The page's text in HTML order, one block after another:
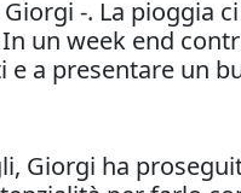
-. La pioggia
un week end
a presentare un
Giorgi ha